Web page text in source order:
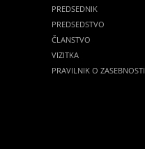
PREDSEDNIK
PREDSEDSTVO
ČLANSTVO
VIZITKA
PRAVILNIK O ZASEBNOSTI